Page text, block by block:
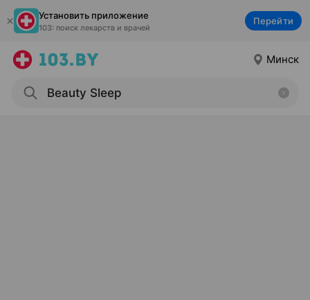
Установить приложение
103: поиск лекарств и врачей
Перейти
Минск